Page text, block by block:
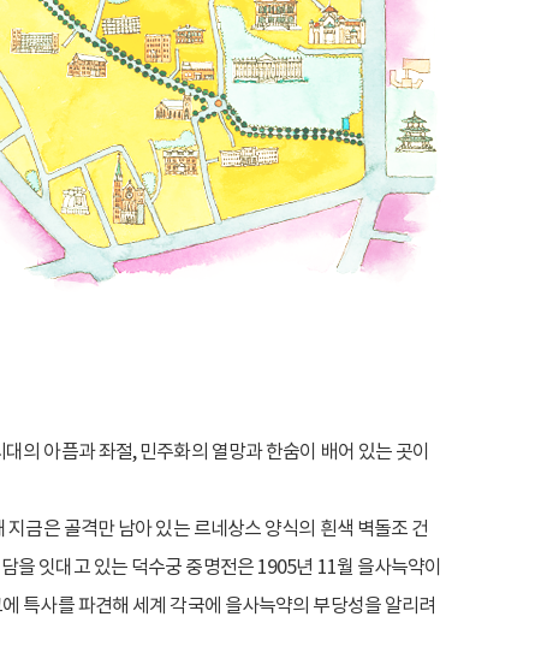
의 아픔과 좌절, 민주화의 열망과 한숨이 배어 있는 곳이
금은 골격만 남아 있는 르네상스 양식의 흰색 벽돌조 건
을 잇대고 있는 덕수궁 중명전은 1905년 11월 을사늑약이
특사를 파견해 세계 각국에 을사늑약의 부당성을 알리려